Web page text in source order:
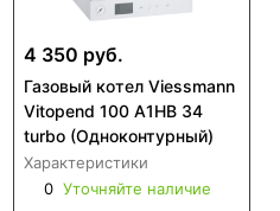
4 350 руб.
Газовый котел Viessmann
Vitopend 100 A1HB 34
turbo (Одноконтурный)
Характеристики
0 Уточняйте наличие